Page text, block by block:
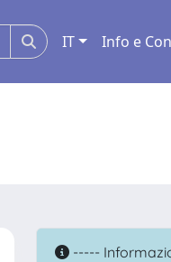
IT Info e
-----